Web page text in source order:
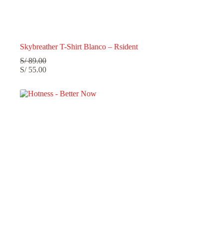
Skybreather T-Shirt Blanco – Rsident
S/89.00
S/55.00